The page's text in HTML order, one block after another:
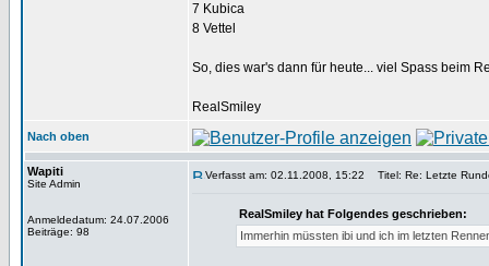
7 Kubica
8 Vettel
So, dies war's dann für heute... viel Spass beim
RealSmiley
Nach oben
Wapiti
Site Admin
Anmeldedatum: 24.07.2006
Beiträge: 98
Verfasst am: 02.11.2008, 15:22 Titel: Re: Letzte
RealSmiley hat Folgendes geschrieben:
Immerhin müssten ibi und ich im letzten